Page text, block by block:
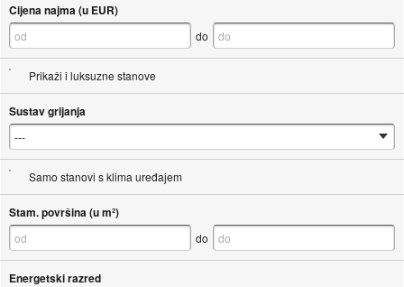
Cijena najma (u EUR)
do
Prikaži i luksuzne stanove
Sustav grijanja
Samo stanovi s klima uređajem
Stam. površina (u m²)
do
Energetski razred